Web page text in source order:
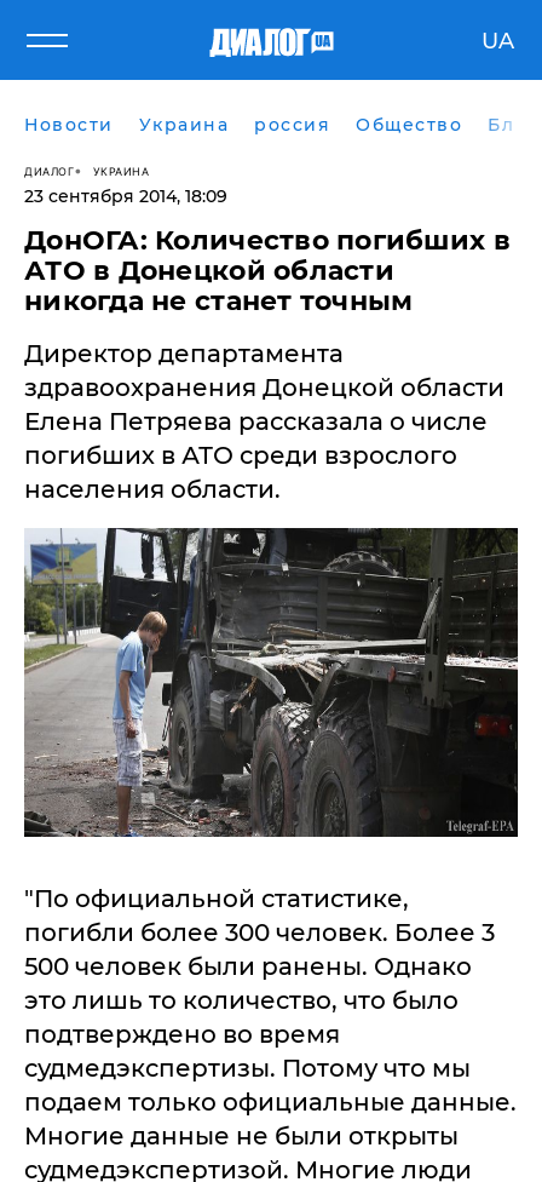
UA
Новости Украина россия Общество
ДИАЛОГ УКРАИНА
23 сентября 2014, 18:09
ДонОГА: Количество погибших в
АТО в Донецкой области
никогда не станет точным
Директор департамента
здравоохранения Донецкой области
Елена Петряева рассказала о числе
погибших в АТО среди взрослого
населения области.
"По официальной статистике,
погибли более 300 человек. Более 3
500 человек были ранены. Однако
это лишь то количество, что было
подтверждено во время
судмедэкспертизы. Потому что мы
подаем только официальные данные.
Многие данные не были открыты
судмедэкспертизой. Многие люди